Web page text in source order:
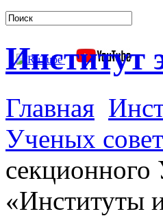
Институт
Главная
Ученых
секционного
«Институты